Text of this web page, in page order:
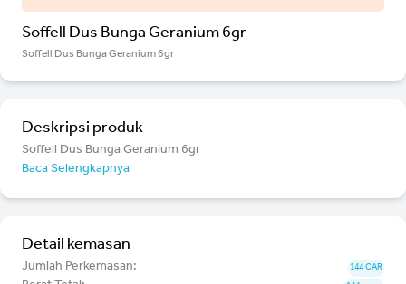
Soffell Dus Bunga Geranium 6gr
Soffell Dus Bunga Geranium 6gr
Deskripsi produk
Soffell Dus Bunga Geranium 6gr
Baca Selengkapnya
Detail kemasan
Jumlah Perkemasan: 144 CAR